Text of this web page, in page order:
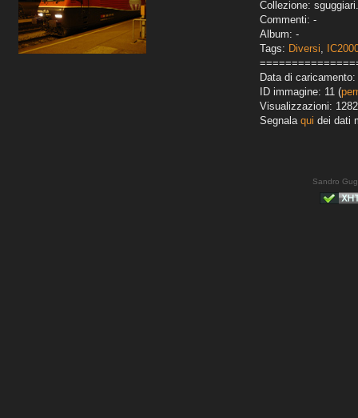
Collezione:
Commenti: -
Album: -
Tags: Diversi,
Data di caricamento:
ID immagine: 11 (
Visualizzazioni: 1282
Segnala qui dei dati
Sandro